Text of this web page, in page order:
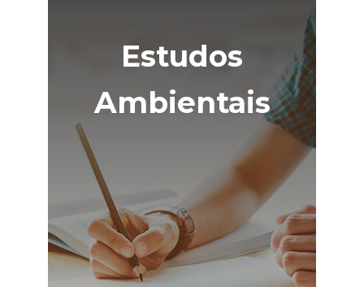
Estudos
Ambientais